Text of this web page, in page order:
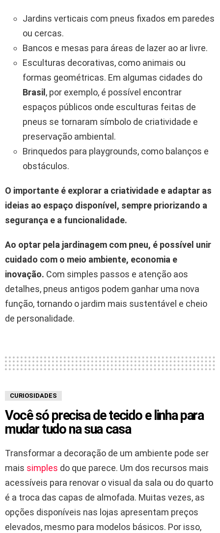
Jardins verticais com pneus fixados em paredes
ou cercas.
Bancos e mesas para áreas de lazer ao ar livre.
Esculturas decorativas, como animais ou
formas geométricas. Em algumas cidades do
Brasil , por exemplo, é possível encontrar
espaços públicos onde esculturas feitas de
pneus se tornaram símbolo de criatividade e
preservação ambiental.
Brinquedos para playgrounds, como balanços e
obstáculos.
O importante é explorar a criatividade e adaptar as
ideias ao espaço disponível, sempre priorizando a
segurança e a funcionalidade.
Ao optar pela jardinagem com pneu, é possível unir
cuidado com o meio ambiente, economia e
inovação. Com simples passos e atenção aos
detalhes, pneus antigos podem ganhar uma nova
função, tornando o jardim mais sustentável e cheio
de personalidade.
CURIOSIDADES
Você só precisa de tecido e linha para
mudar tudo na sua casa
Transformar a decoração de um ambiente pode ser
mais simples do que parece. Um dos recursos mais
acessíveis para renovar o visual da sala ou do quarto
é a troca das capas de almofada. Muitas vezes, as
opções disponíveis nas lojas apresentam preços
elevados, mesmo para modelos básicos. Por isso,